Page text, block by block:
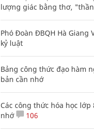
lượng giác bằng thơ,
Phó Đoàn ĐBQH Hà Giang
kỷ luật
Bảng công thức đạo hàm
bản cần nhớ
Các công thức hóa học lớp
nhớ
106